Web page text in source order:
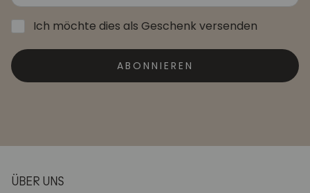
Ich möchte dies als Geschenk versenden
ABONNIEREN
ÜBER UNS